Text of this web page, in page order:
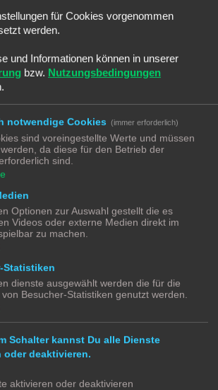
dieser Sitzung verbergen
registriert sein, um dich anmelden zu können. Die
Augenblicken erledigt und ermöglicht dir, auf
Die Board-Administration kann registrierten
Berechtigungen zuweisen. Beachte bitte unsere
die verwandten Regelungen, bevor du dich
auch die jeweiligen Forenregeln, wenn du dich in
Datenschutzerklärung
Forum Alle Zeiten sindUTC+02:00
Übersetzung durchphpBB.de
für Cookies vorgenommen
werden.
und Informationen können in unserer
bzw. Nutzungsbedingungen
notwendige Cookies (immer erforderlich)
sind voreingestellte Werte und müssen
da diese für den Betrieb der
sind.
Optionen zur Auswahl gestellt die es
Videos oder externe Medien direkt im
zu machen.
Statistiken
dienste ausgewählt werden die für die
Besucher-Statistiken genutzt werden.
Schalter kannst Du alle Dienste
oder deaktivieren.
aktivieren oder deaktivieren